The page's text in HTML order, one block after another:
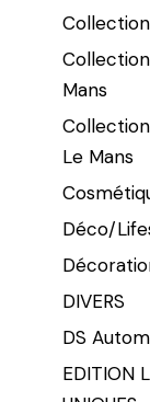
Mans
Le Mans
Déco/
DIVERS
DS
EDITION